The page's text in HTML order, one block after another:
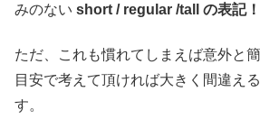
みのない short / regular /tall の表記！
ただ、これも慣れてしまえば意外と
目安で考えて頂ければ大きく間違え
す。